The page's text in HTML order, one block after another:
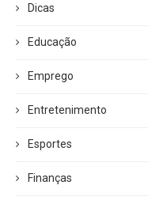
Dicas
Educação
Emprego
Entretenimento
Esportes
Finanças